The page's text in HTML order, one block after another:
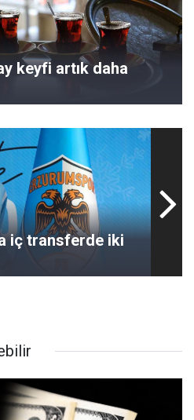
keyfi artık daha
iç transferde iki